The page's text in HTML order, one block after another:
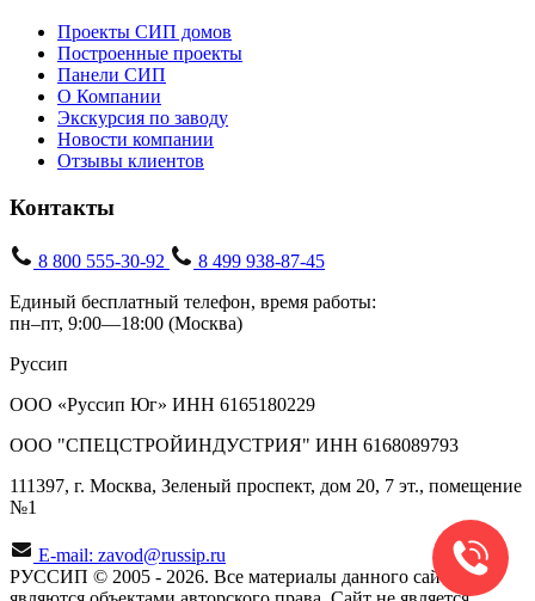
Проекты СИП домов
Построенные проекты
Панели СИП
О Компании
Экскурсия по заводу
Новости компании
Отзывы клиентов
Контакты
8 800 555-30-92
8 499 938-87-45
Единый бесплатный телефон, время работы:
пн–пт, 9:00—18:00 (Москва)
Руссип
ООО «Руссип Юг» ИНН 6165180229
ООО "СПЕЦСТРОЙИНДУСТРИЯ" ИНН 6168089793
111397, г. Москва, Зеленый проспект, дом 20, 7 эт., помещение
№1
E-mail: zavod@russip.ru
РУССИП © 2005 - 2026. Все материалы данного сайта